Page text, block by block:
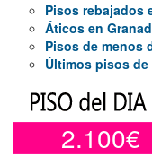
Pisos rebajados
Áticos en
Pisos de menos
Últimos pisos
2.100€